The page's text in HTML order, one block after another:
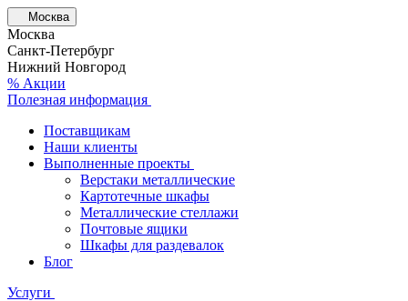
Москва
Москва
Санкт-Петербург
Нижний Новгород
% Акции
Полезная информация
Поставщикам
Наши клиенты
Выполненные проекты
Верстаки металлические
Картотечные шкафы
Металлические стеллажи
Почтовые ящики
Шкафы для раздевалок
Блог
Услуги